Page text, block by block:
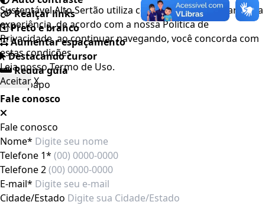
Realçar links
Preto e branco
Aumentar espaçamento
Destacando cursor
Regua guia
Fale conosco
Fale conosco
Nome*
Telefone 1*
Telefone 2
E-mail*
Cidade/Estado
Sustentável Alto Sertão utiliza cookies para melhorar a sua
experiência, de acordo com a nossa Política de
Privacidade, ao continuar navegando, você concorda com
estas condições
Leia nossoTermo de Uso.
AceitarX